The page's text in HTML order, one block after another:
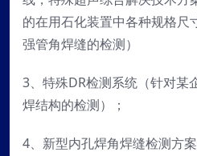
的在用石化装置中各种规格尺
强管角焊缝的检测）
3、特殊DR检测系统（针对某
焊结构的检测）；
4、新型内孔焊角焊缝检测方